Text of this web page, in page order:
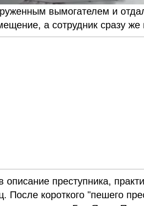
вымогателем и
а сотрудник сразу
преступника,
После короткого "пешего